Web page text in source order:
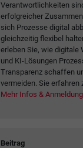
Verantwortlichkeiten
erfolgreicher
sich Prozesse digital
gleichzeitig flexibel
erleben Sie, wie digitale
und KI-Lösungen
Transparenz schaffen
vermeiden. Sie erfahren
Mehr Infos & Anmeldung
Beitrag